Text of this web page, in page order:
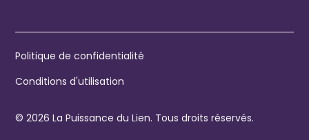
© 2026 La Puissance du Lien. Tous droits réservés.
Politique de confidentialité
Conditions d'utilisation